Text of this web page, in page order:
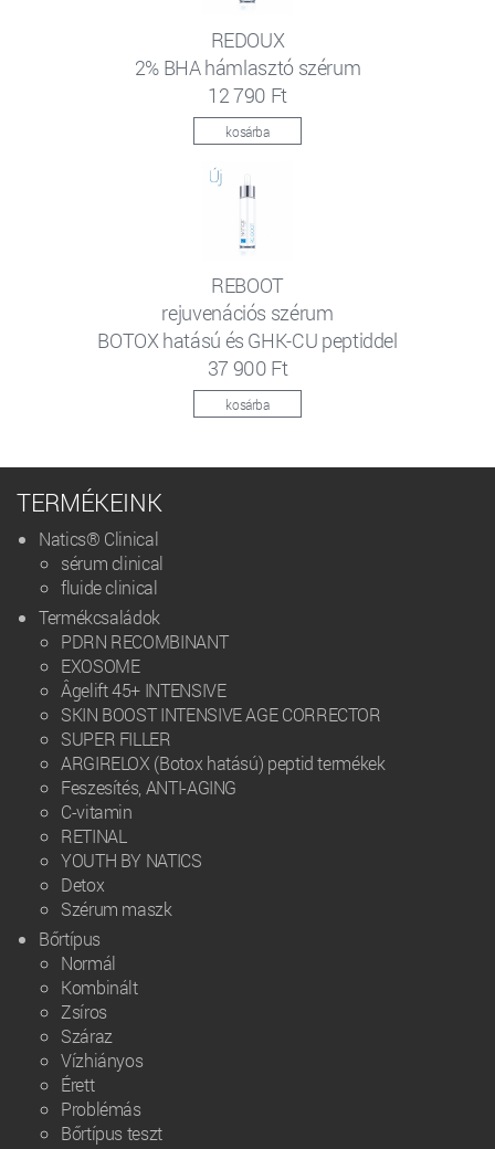
REDOUX
2% BHA hámlasztó szérum
12 790 Ft
kosárba
REBOOT
rejuvenációs szérum
BOTOX hatású és GHK-CU peptiddel
37 900 Ft
kosárba
TERMÉKEINK
Natics® Clinical
sérum clinical
fluide clinical
Termékcsaládok
PDRN RECOMBINANT
EXOSOME
Âgelift 45+ INTENSIVE
SKIN BOOST INTENSIVE AGE CORRECTOR
SUPER FILLER
ARGIRELOX (Botox hatású) peptid termékek
Feszesítés, ANTI-AGING
C-vitamin
RETINAL
YOUTH BY NATICS
Detox
Szérum maszk
Bőrtípus
Normál
Kombinált
Zsíros
Száraz
Vízhiányos
Érett
Problémás
Bőrtípus teszt